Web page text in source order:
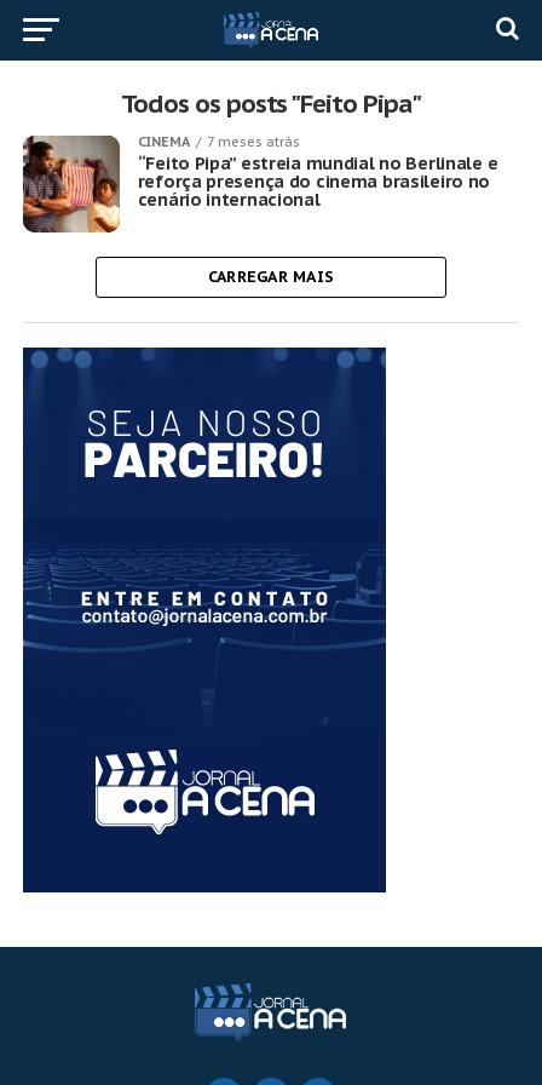
Todos os posts "Feito Pipa"
CINEMA 7 meses atrás
“Feito Pipa” estreia mundial no Berlinale e
reforça presença do cinema brasileiro no
cenário internacional
CARREGAR MAIS